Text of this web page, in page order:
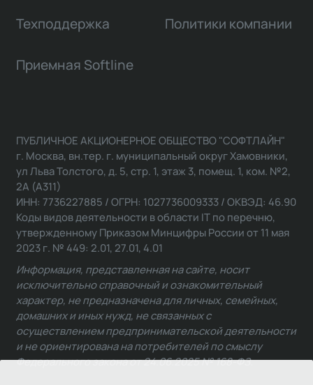
Техподдержка Политики компании
Приемная Softline
ПУБЛИЧНОЕ АКЦИОНЕРНОЕ ОБЩЕСТВО "СОФТЛАЙН"
г. Москва, вн.тер. г. муниципальный округ Хамовники,
ул Льва Толстого, д. 5, стр. 1, этаж 3, помещ. 1, ком. №2,
2А (А311)
ИНН: 7736227885 / ОГРН: 1027736009333 / ОКВЭД: 46.90
Коды видов деятельности в области IT по перечню,
утвержденному Приказом Минцифры России от 11 мая
2023 г. № 449: 2.01, 27.01, 4.01
Информация, представленная на сайте, носит
исключительно справочный и ознакомительный
характер, не предназначена для личных, семейных,
домашних и иных нужд, не связанных с
осуществлением предпринимательской деятельности
и не ориентирована на потребителей по смыслу
Федерального закона от 24.06.2025 № 168-ФЗ.